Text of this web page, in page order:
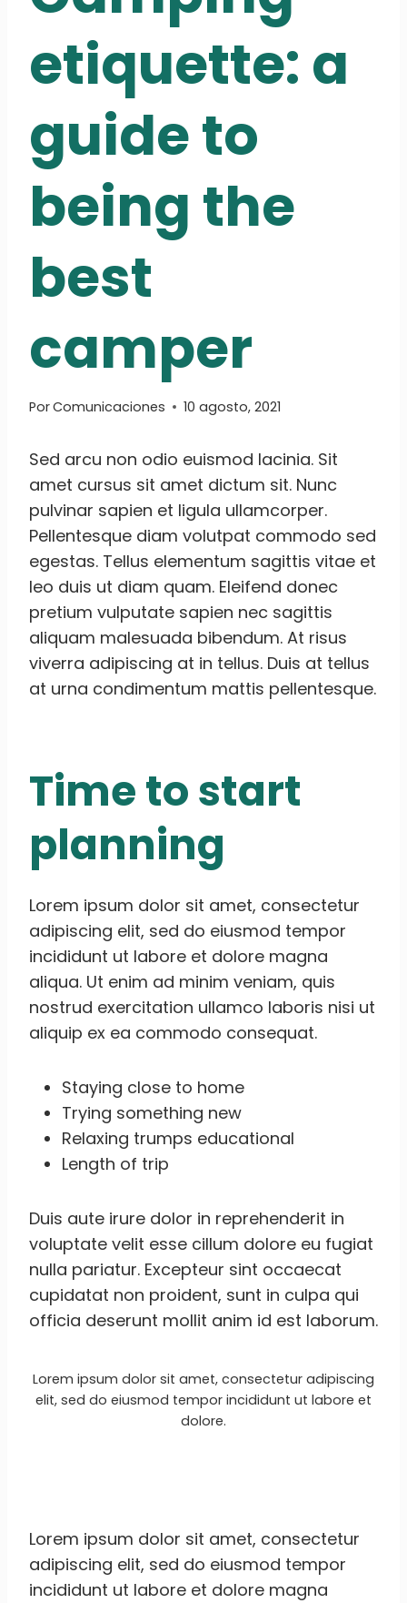
etiquette: a
guide to
being the
best
camper
PorComunicaciones 10 agosto, 2021
Sed arcu non odio euismod lacinia. Sit
amet cursus sit amet dictum sit. Nunc
pulvinar sapien et ligula ullamcorper.
Pellentesque diam volutpat commodo sed
egestas. Tellus elementum sagittis vitae et
leo duis ut diam quam. Eleifend donec
pretium vulputate sapien nec sagittis
aliquam malesuada bibendum. At risus
viverra adipiscing at in tellus. Duis at tellus
at urna condimentum mattis pellentesque.
Time to start
planning
Lorem ipsum dolor sit amet, consectetur
adipiscing elit, sed do eiusmod tempor
incididunt ut labore et dolore magna
aliqua. Ut enim ad minim veniam, quis
nostrud exercitation ullamco laboris nisi ut
aliquip ex ea commodo consequat.
Staying close to home
Trying something new
Relaxing trumps educational
Length of trip
Duis aute irure dolor in reprehenderit in
voluptate velit esse cillum dolore eu fugiat
nulla pariatur. Excepteur sint occaecat
cupidatat non proident, sunt in culpa qui
officia deserunt mollit anim id est laborum.
Lorem ipsum dolor sit amet, consectetur adipiscing
elit, sed do eiusmod tempor incididunt ut labore et
dolore.
Lorem ipsum dolor sit amet, consectetur
adipiscing elit, sed do eiusmod tempor
incididunt ut labore et dolore magna